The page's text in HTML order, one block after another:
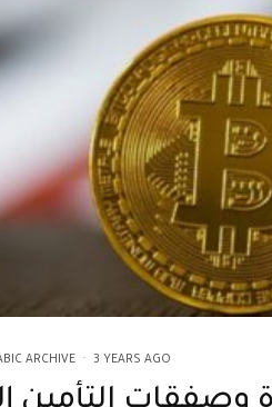
ARCHIVE · 3 YEARS AGO